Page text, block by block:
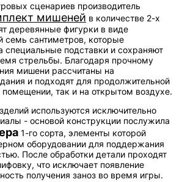
сценариев производитель
мишеней в количестве 2-х
деревянные фигурки в виде
семь сантиметров, которые
специальные подставки и сохраняют
стрельбы. Благодаря прочному
мишени рассчитаны на
и подходят для продолжительной
помещении, так и на открытом воздухе.
используются исключительно
- основой конструкции послужила
1-го сорта, элементы которой
оборудовании для поддержания
После обработки детали проходят
что исключает появление
получения заноз во время игры.